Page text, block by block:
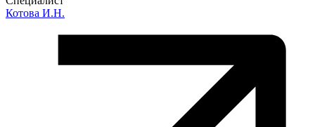
Котова И.Н.